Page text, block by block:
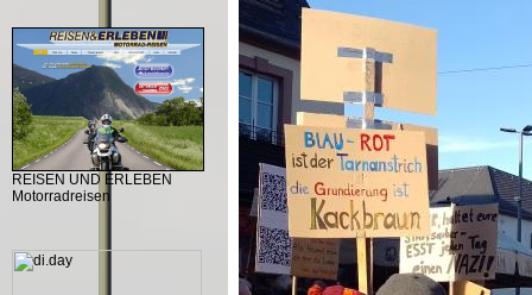
REISEN UND ERLEBEN
Motorradreisen